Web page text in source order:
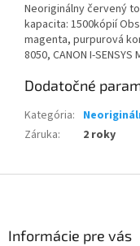
Neoriginálny červený
kapacita: 1500kópií
magenta, purpurová
8050, CANON I-SENSYS
Dodatočné
Kategória:
Záruka: 2 roky
Informácie pre vás